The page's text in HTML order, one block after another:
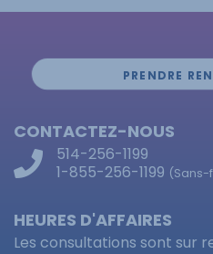
PRENDRE
CONTACTEZ-NOUS
514-256-1199
1-855-256-1199 (Sans-
HEURES D'AFFAIRES
Les consultations sont sur